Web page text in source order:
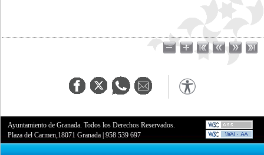
Ayuntamiento de Granada. Todos los Derechos Reservados.
Plaza del Carmen,18071 Granada |958 539 697